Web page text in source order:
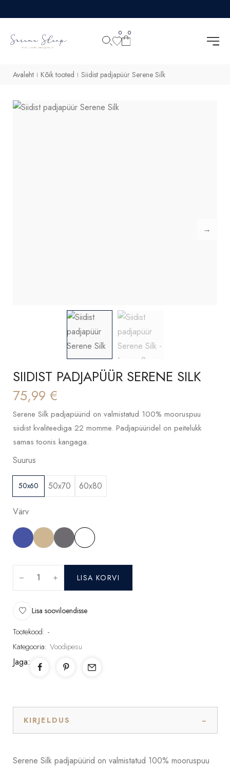
0 0
Avaleht | Kõik tooted | Siidist padjapüür Serene Silk
SIIDIST PADJAPÜÜR SERENE SILK
75,99 €
Serene Silk padjapüürid on valmistatud 100% mooruspuu
siidist kvaliteediga 22 momme. Padjapüüridel on peitelukk
samas toonis kangaga.
Suurus
50x60 50x70 60x80
Värv
LISA KORVI
Lisa sooviloendisse
Tootekood: -
Kategooria: Voodipesu
Jaga:
KIRJELDUS
Serene Silk padjapüürid on valmistatud 100% mooruspuu